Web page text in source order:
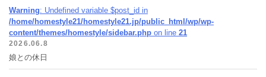
Warning: Undefined variable $post_id in
/home/homestyle21/homestyle21.jp/public_html/wp/wp-
content/themes/homestyle/sidebar.php on line 21
2026.06.8
娘との休日